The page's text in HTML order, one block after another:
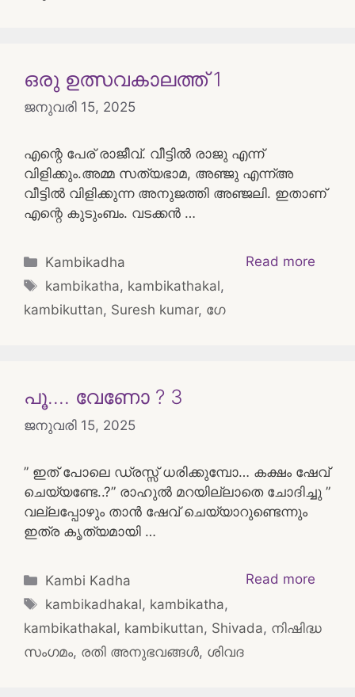
ഒരു ഉത്സവകാലത്ത് 1
ജനുവരി 15, 2025
എന്റെ പേര് രാജീവ്‌. വീട്ടിൽ രാജു എന്ന്
വിളിക്കും.അമ്മ സത്യഭാമ, അഞ്ജു എന്ന്അ
വീട്ടിൽ വിളിക്കുന്ന അനുജത്തി അഞ്ജലി. ഇതാണ്
എന്റെ കുടുംബം. വടക്കൻ …
Read more
Categories
Kambikadha
Tags
kambikatha, kambikathakal,
kambikuttan, Suresh kumar, ഗേ
പൂ…. വേണോ ? 3
ജനുവരി 15, 2025
” ഇത് പോലെ ഡ്രസ്സ് ധരിക്കുമ്പോ… കക്ഷം ഷേവ്
ചെയ്യണ്ടേ..?” രാഹുൽ മറയില്ലാതെ ചോദിച്ചു ”
വല്ലപ്പോഴും താൻ ഷേവ് ചെയ്യാറുണ്ടെന്നും
ഇത്ര കൃത്യമായി …
Read more
Categories
Kambi Kadha
Tags
kambikadhakal, kambikatha,
kambikathakal, kambikuttan, Shivada, നിഷിദ്ധ
സംഗമം, രതി അനുഭവങ്ങൾ, ശിവദ